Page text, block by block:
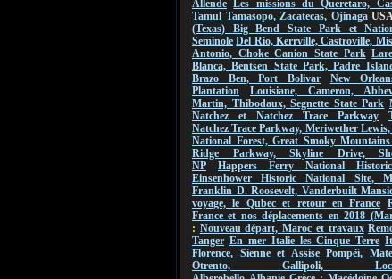
Allende Les missions du Queretaro,
Tamul Tamasopo, Zacatecas, Ojinaga
(Texas) Big Bend State Park et
Seminole Del Rio, Kerrville, Castroville,
Antonio, Choke Canion State Park
Blanca, Bentsen State Park, Padre
Brazo Ben, Port Bolivar
New
Plantation
Louisiane, Cameron,
Martin, Thibodaux, Segnette State Park
Natchez et Natchez Trace Parkway
Natchez Trace Parkway, Meriwether
National Forest, Great Smoky
Ridge Parkway, Skyline Drive,
NP
Happers Ferry National
Einsenhower Historic National Site,
Franklin D. Roosevelt, Vanderbuilt
voyage, le Qubec et retour en France
France et nos déplacements en 2018
: Nouveau départ, Maroc et travaux
Tanger En mer Italie les Cinque Terre
Florence, Sienne et Assise Pompéi,
Otrento, Gallipoli,